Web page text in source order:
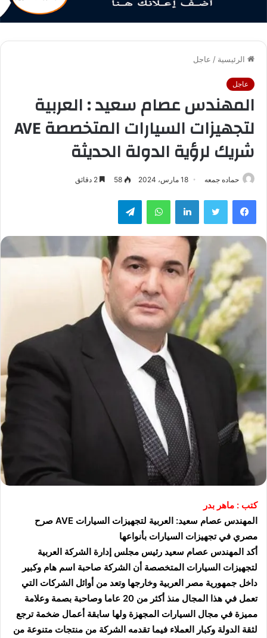
الرئيسية / عاجل
عاجل
المهندس عصام سعيد : العربية
لتجهيزات السيارات المتخصصة AVE
شريك لرؤية الدولة الحديثة
حماده جمعه 18 مارس، 2024 58
فيسبوك تويتر لينكدإن واتساب تيلقرام
كتب : ماهر بدر
المهندس عصام سعيد: العربية لتجهيزات السيارات AVE صرح
مصري في تجهيزات السيارات بأنواعها
أكد المهندس عصام سعيد رئيس مجلس إدارة الشركة العربية
لتجهيزات السيارات المتخصصة أن الشركة صاحبة اسم هام وكبير
داخل جمهورية مصر العربية وخارجها وتعد من أوائل الشركات التي
تعمل في هذا المجال منذ أكثر من 20 عاما وصاحبة بصمة وعلامة
مميزة في مجال السيارات المجهزة ولها سابقة أعمال ضخمة ترجع
لثقة الدولة وكبار العملاء فيما تقدمه الشركة من منتجات متنوعة من